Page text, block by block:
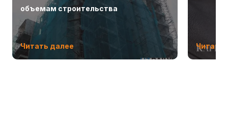
объемам строительства
Читать далее Читать